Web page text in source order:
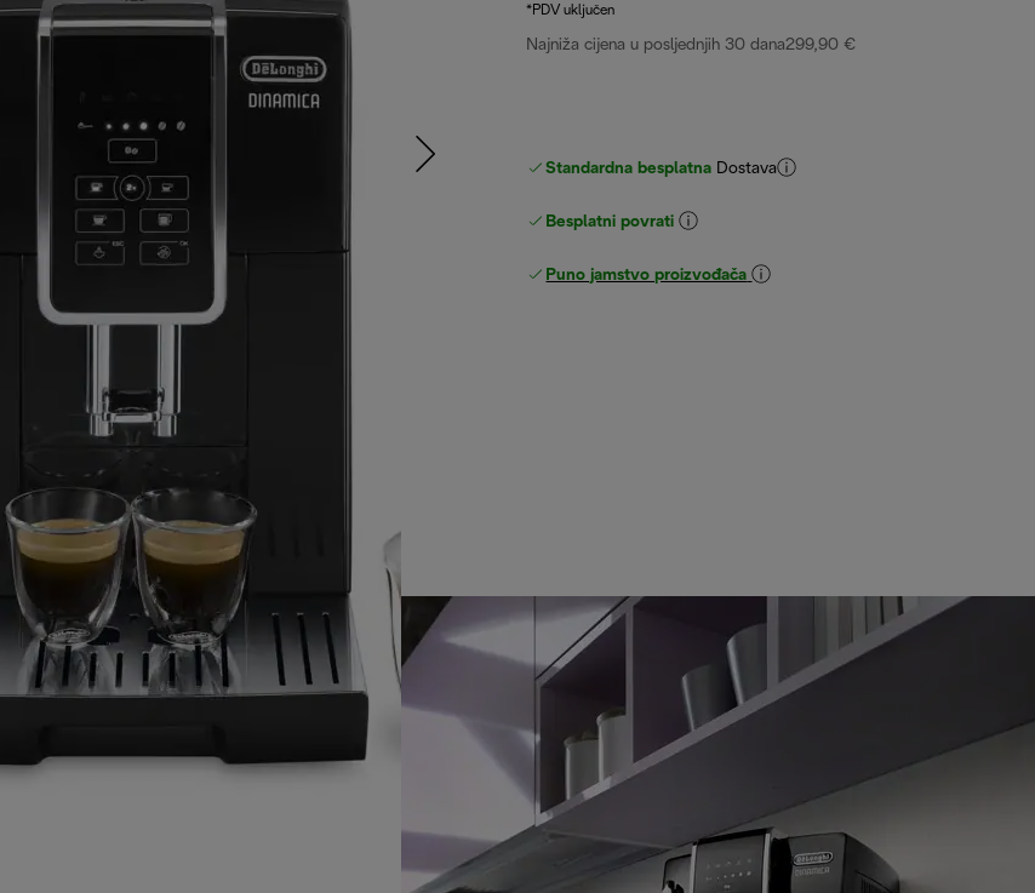
*PDV uključen
Najniža cijena u posljednjih 30 dana299,90 €
Standardna besplatna Dostava
Besplatni povrati
Puno jamstvo proizvođača